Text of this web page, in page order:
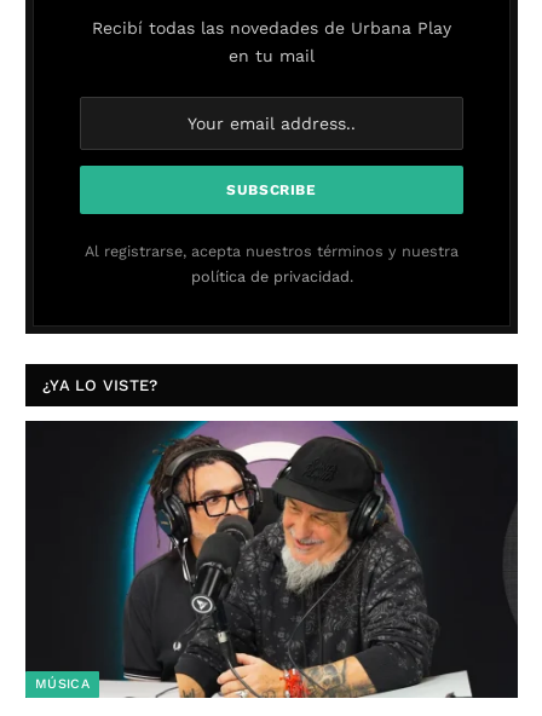
Recibí todas las novedades de Urbana Play
en tu mail
Al registrarse, acepta nuestros términos y nuestra
política de privacidad.
¿YA LO VISTE?
MÚSICA